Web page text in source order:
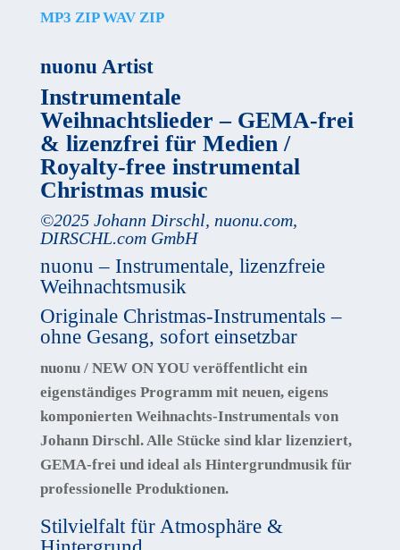
MP3 ZIP WAV ZIP
nuonu Artist
Instrumentale
Weihnachtslieder – GEMA-frei
& lizenzfrei für Medien /
Royalty-free instrumental
Christmas music
©2025 Johann Dirschl, nuonu.com,
DIRSCHL.com GmbH
nuonu – Instrumentale, lizenzfreie
Weihnachtsmusik
Originale Christmas-Instrumentals –
ohne Gesang, sofort einsetzbar
nuonu / NEW ON YOUveröffentlicht ein
eigenständiges Programm mit neuen, eigens
komponierten Weihnachts-Instrumentals von
Johann Dirschl. Alle Stücke sind klar lizenziert,
GEMA-frei und ideal als Hintergrundmusik für
professionelle Produktionen.
Stilvielfalt für Atmosphäre &